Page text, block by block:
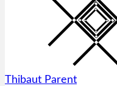
Thibaut Parent